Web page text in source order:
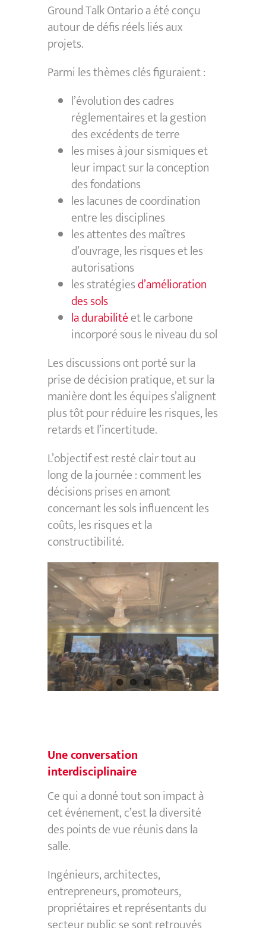
Ground Talk Ontario a été conçu
autour de défis réels liés aux
projets.
Parmi les thèmes clés figuraient :
l’évolution des cadres
réglementaires et la gestion
des excédents de terre
les mises à jour sismiques et
leur impact sur la conception
des fondations
les lacunes de coordination
entre les disciplines
les attentes des maîtres
d’ouvrage, les risques et les
autorisations
les stratégiesd’amélioration
des sols
la durabilitéet le carbone
incorporé sous le niveau du sol
Les discussions ont porté sur la
prise de décision pratique, et sur la
manière dont les équipes s’alignent
plus tôt pour réduire les risques, les
retards et l’incertitude.
L’objectif est resté clair tout au
long de la journée : comment les
décisions prises en amont
concernant les sols influencent les
coûts, les risques et la
constructibilité.
Une conversation
interdisciplinaire
Ce qui a donné tout son impact à
cet événement, c’est la diversité
des points de vue réunis dans la
salle.
Ingénieurs, architectes,
entrepreneurs, promoteurs,
propriétaires et représentants du